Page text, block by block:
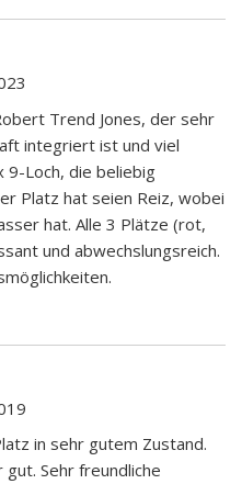
Trend Jones, der sehr
integriert ist und viel
9-Loch, die beliebig
Platz hat seien Reiz, wobei
hat. Alle 3 Plätze (rot,
und abwechslungsreich.
in sehr gutem Zustand.
Sehr freundliche